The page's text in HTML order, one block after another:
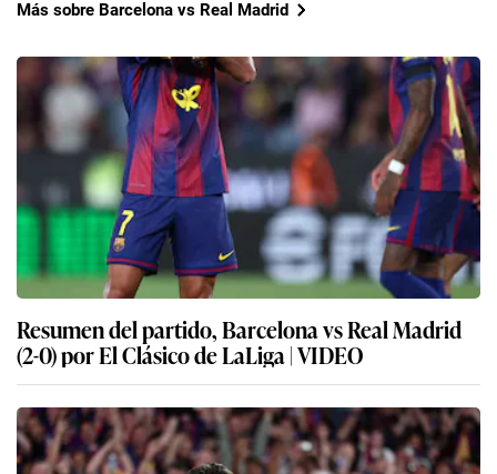
Más sobre Barcelona vs Real Madrid
Resumen del partido, Barcelona vs Real Madrid
(2-0) por El Clásico de LaLiga | VIDEO